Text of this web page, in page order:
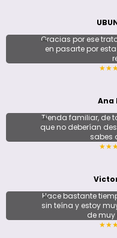
Gracias por ese
en pasarte por
Ana
Tienda familiar, de
que no deberían
sabes
Hace bastante
sin teína y estoy
de